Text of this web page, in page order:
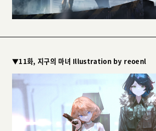
▼11화, 지구의 마녀 Illustration by reoenl